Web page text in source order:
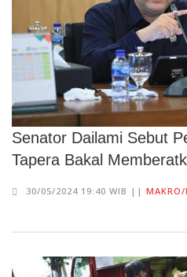
Senator Dailami Sebut
Tapera Bakal
30/05/2024 19:40 WIB || MAKRO/